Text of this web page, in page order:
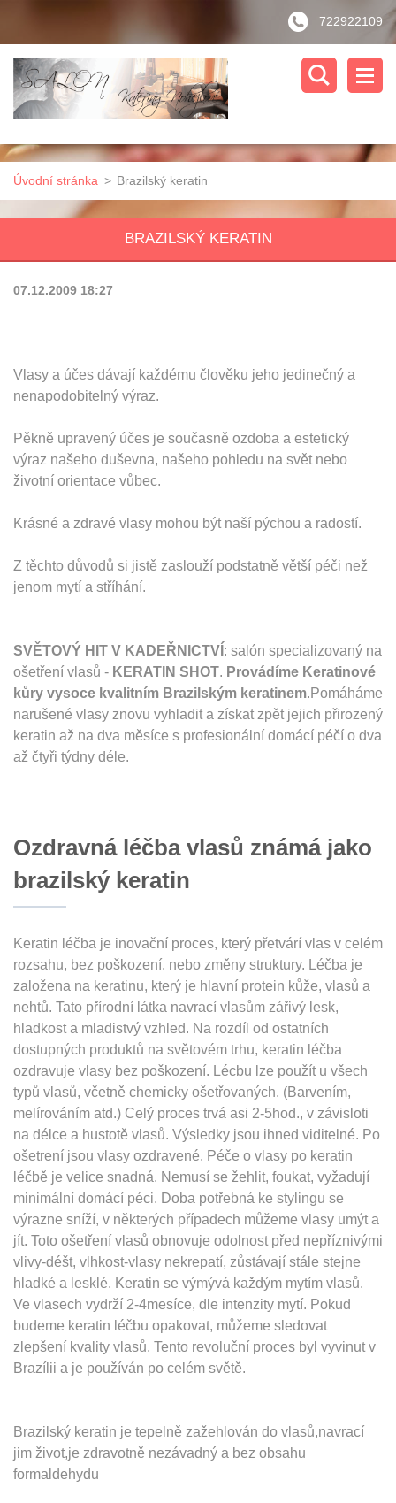
722922109
Úvodní stránka > Brazilský keratin
BRAZILSKÝ KERATIN
07.12.2009 18:27
Vlasy a účes dávají každému člověku jeho jedinečný a
nenapodobitelný výraz.
Pěkně upravený účes je současně ozdoba a estetický
výraz našeho duševna, našeho pohledu na svět nebo
životní orientace vůbec.
Krásné a zdravé vlasy mohou být naší pýchou a radostí.
Z těchto důvodů si jistě zaslouží podstatně větší péči než
jenom mytí a stříhání.
SVĚTOVÝ HIT V KADEŘNICTVÍ : salón specializovaný na
ošetření vlasů - KERATIN SHOT. Provádíme Keratinové
kůry vysoce kvalitním Brazilským keratinem.Pomáháme
narušené vlasy znovu vyhladit a získat zpět jejich přirozený
keratin až na dva měsíce s profesionální domácí péčí o dva
až čtyři týdny déle.
Ozdravná léčba vlasů známá jako
brazilský keratin
Keratin léčba je inovační proces, který přetvárí vlas v celém
rozsahu, bez poškození. nebo změny struktury. Léčba je
založena na keratinu, který je hlavní protein kůže, vlasů a
nehtů. Tato přírodní látka navrací vlasům zářivý lesk,
hladkost a mladistvý vzhled. Na rozdíl od ostatních
dostupných produktů na světovém trhu, keratin léčba
ozdravuje vlasy bez poškození. Lécbu lze použít u všech
typů vlasů, včetně chemicky ošetřovaných. (Barvením,
melírováním atd.) Celý proces trvá asi 2-5hod., v závisloti
na délce a hustotě vlasů. Výsledky jsou ihned viditelné. Po
ošetrení jsou vlasy ozdravené. Péče o vlasy po keratin
léčbě je velice snadná. Nemusí se žehlit, foukat, vyžadují
minimální domácí péci. Doba potřebná ke stylingu se
výrazne sníží, v některých případech můžeme vlasy umýt a
jít. Toto ošetření vlasů obnovuje odolnost před nepříznivými
vlivy-déšt, vlhkost-vlasy nekrepatí, zůstávají stále stejne
hladké a lesklé. Keratin se výmývá každým mytím vlasů.
Ve vlasech vydrží 2-4mesíce, dle intenzity mytí. Pokud
budeme keratin léčbu opakovat, můžeme sledovat
zlepšení kvality vlasů. Tento revoluční proces byl vyvinut v
Brazílii a je používán po celém světě.
Brazilský keratin je tepelně zažehlován do vlasů,navrací
jim život,je zdravotně nezávadný a bez obsahu
formaldehydu